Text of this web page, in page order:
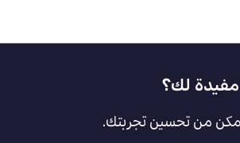
لك؟
من تحسين تجربتك.